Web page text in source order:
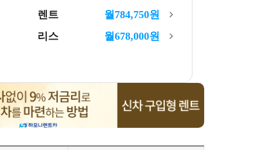
렌트
월784,750원
리스
월678,000원